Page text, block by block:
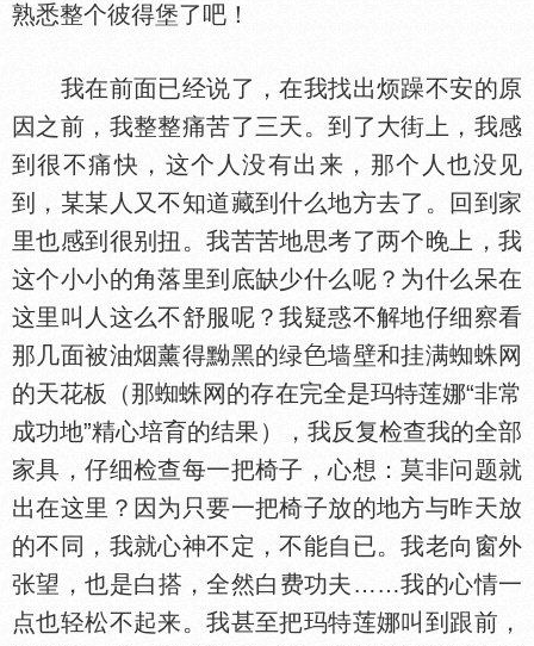
熟悉整个彼得堡了吧！
我在前面已经说了，在我找出烦躁不安的原
因之前，我整整痛苦了三天。到了大街上，我感
到很不痛快，这个人没有出来，那个人也没见
到，某某人又不知道藏到什么地方去了。回到家
里也感到很别扭。我苦苦地思考了两个晚上，我
这个小小的角落里到底缺少什么呢？为什么呆在
这里叫人这么不舒服呢？我疑惑不解地仔细察看
那几面被油烟薰得黝黑的绿
墙壁和挂满蜘蛛网
的天花板（那蜘蛛网的存在完全是玛特莲娜“非常
成功地”精心培育的结果），我反复检查我的全部
家具，仔细检查每一把椅子，心想：莫非问题就
出在这里？因为只要一把椅子放的地方与昨天放
的不同，我就心神不定，不能自已。我老向窗外
张望，也是白搭，全然白费功夫……我的心情一
点也轻松不起来。我甚至把玛特莲娜叫到跟前，